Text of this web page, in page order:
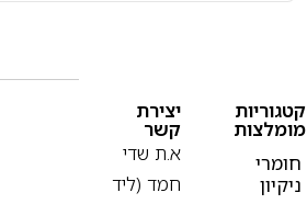
קטגוריות
מומלצות
חומרי
ניקיון
יצירת
קשר
א.ת שדי
חמד (ליד